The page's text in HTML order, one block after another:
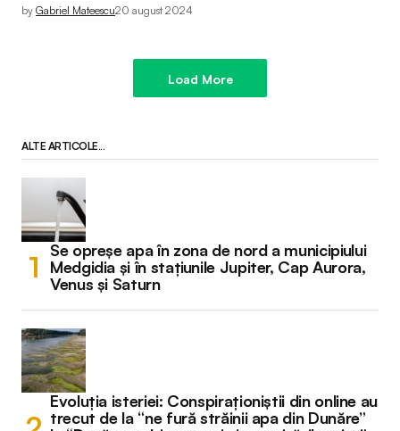
by Gabriel Mateescu20 august 2024
Load More
ALTE ARTICOLE...
Se opreșe apa în zona de nord a municipiului
Medgidia și în stațiunile Jupiter, Cap Aurora,
Venus și Saturn
Evoluția isteriei: Conspiraționiștii din online au
trecut de la “ne fură străinii apa din Dunăre”